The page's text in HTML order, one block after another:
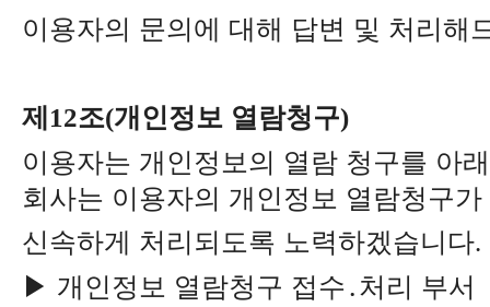
이용자의 문의에 대해 답변 및 처리해
제12조(개인정보 열람청구)
이용자는 개인정보의 열람 청구를 아
회사는 이용자의 개인정보 열람청구가
신속하게 처리되도록 노력하겠습니다.
▶ 개인정보 열람청구 접수 ․ 처리 부서